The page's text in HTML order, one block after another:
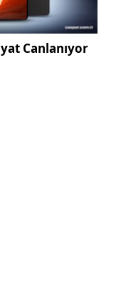
Canlanıyor